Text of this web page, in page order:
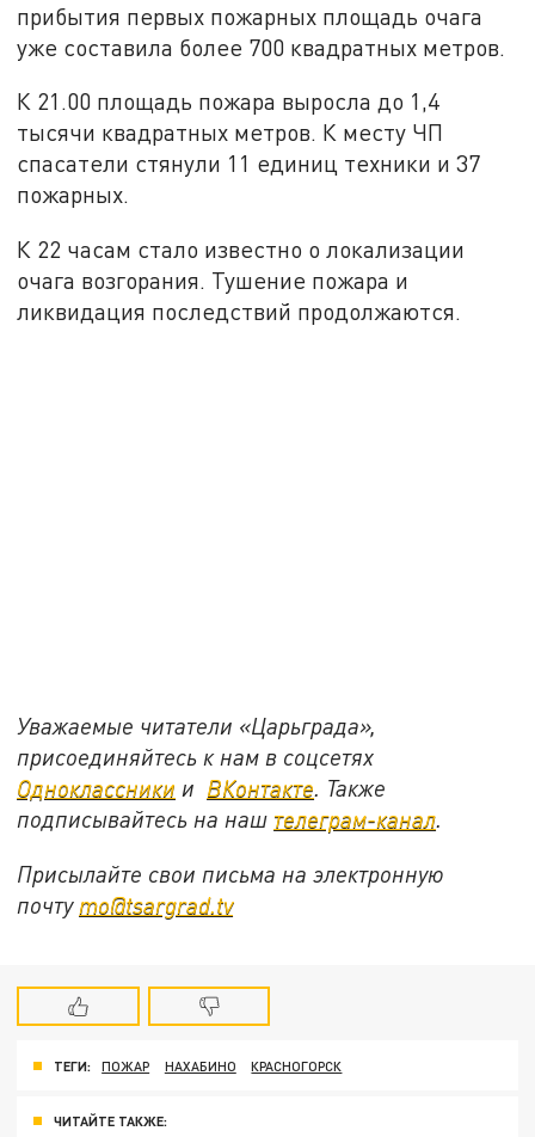
прибытия первых пожарных площадь очага
уже составила более 700 квадратных метров.
К 21.00 площадь пожара выросла до 1,4
тысячи квадратных метров. К месту ЧП
спасатели стянули 11 единиц техники и 37
пожарных.
К 22 часам стало известно о локализации
очага возгорания. Тушение пожара и
ликвидация последствий продолжаются.
Уважаемые читатели «Царьграда»,
присоединяйтесь к нам в соцсетях
Одноклассники и ВКонтакте. Также
подписывайтесь на наш телеграм-канал.
Присылайте свои письма на электронную
почту mo@tsargrad.tv
ТЕГИ: ПОЖАР НАХАБИНО КРАСНОГОРСК
ЧИТАЙТЕ ТАКЖЕ: